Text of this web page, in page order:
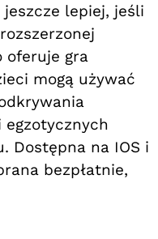
lepiej, jeśli
oferuje gra
mogą używać
Dostępna na IOS i
bezpłatnie,